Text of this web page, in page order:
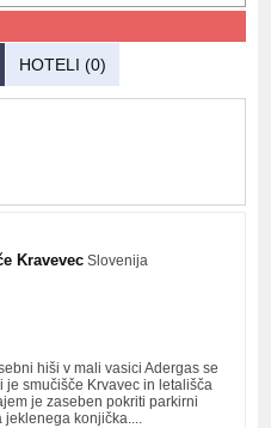
HOTELI (0)
Kravevec Slovenija
hiši v mali vasici Adergas se
smučišče Krvavec in letališča
je zaseben pokriti parkirni
konjička....